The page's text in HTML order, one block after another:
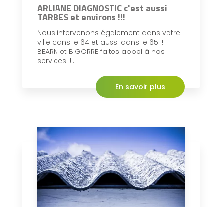
ARLIANE DIAGNOSTIC c'est aussi
TARBES et environs !!!
Nous intervenons également dans votre
ville dans le 64 et aussi dans le 65 !!!
BEARN et BIGORRE faites appel à nos
services !!...
En savoir plus